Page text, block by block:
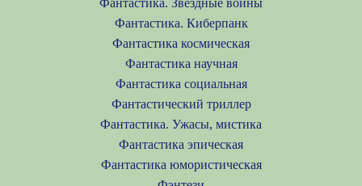
Фантастика. Звездные войны
Фантастика. Киберпанк
Фантастика космическая
Фантастика научная
Фантастика социальная
Фантастический триллер
Фантастика. Ужасы, мистика
Фантастика эпическая
Фантастика юмористическая